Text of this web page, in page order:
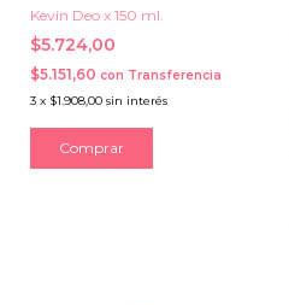
Kevin Deo x 150 ml.
$5.724,00
$5.151,60 con Transferencia
3 x $1.908,00 sin interés